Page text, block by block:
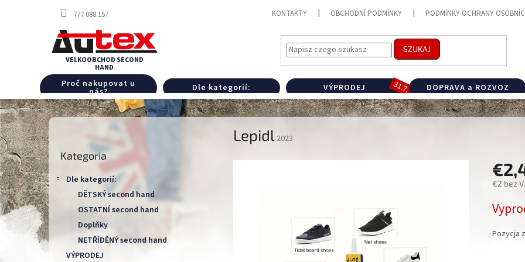
777 088 157 KONTAKTY OBCHODNÍ PODMÍNKY PODMÍNKY OCHRANY
SZUKAJ
Proč nakupovat u
nás? Dle kategorií: VÝPRODEJ DOPRAVA a ROZVOZ
P
a
s
e
k
b
o
c
z
n
y
kategorie
Kategoria
Dle kategorií:
DĚTSKÝ second hand
OSTATNÍ second hand
Doplňky
NETŘÍDĚNÝ second hand
VÝPRODEJ
Lepidl 2023
€2 bez
Pozycja